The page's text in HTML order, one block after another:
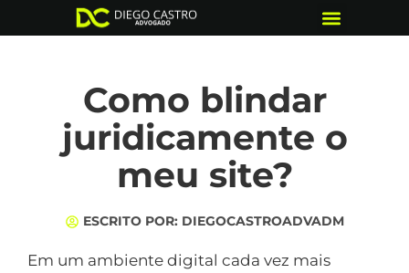
Como blindar
juridicamente o
meu site?
ESCRITO POR: DIEGOCASTROADVADM
Em um ambiente digital cada vez mais